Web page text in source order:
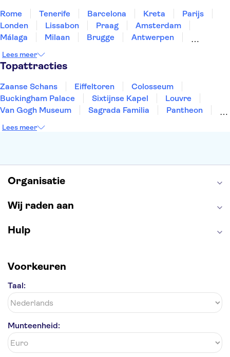
Rome Tenerife Barcelona Kreta
Parijs
Londen
Lissabon Praag
Amsterdam
Málaga
Milaan Brugge
Antwerpen
Eindhoven
Lees meer
Topattracties
Zaanse Schans Eiffeltoren
Colosseum
Buckingham Palace
Sixtijnse Kapel
Louvre
Van Gogh Museum
Sagrada Familia
Pantheon
Keukenhof
Lees meer
Organisatie
Wij raden aan
Hulp
Voorkeuren
Taal:
Munteenheid: